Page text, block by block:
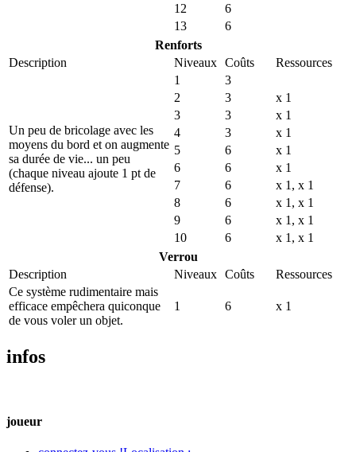
12
6
13
6
Renforts
Description
Niveaux Coûts Ressources
Un peu de bricolage avec les
moyens du bord et on augmente
sa durée de vie... un peu
(chaque niveau ajoute 1 pt de
défense).
1
3
2
3
x 1
3
3
x 1
4
3
x 1
5
6
x 1
6
6
x 1
7
6 x 1, x 1
8
6 x 1, x 1
9
6 x 1, x 1
10
6 x 1, x 1
Verrou
Description
Niveaux Coûts
Ressources
Ce système rudimentaire mais
efficace empêchera quiconque
de vous voler un objet.
1 6 x 1
infos
joueur